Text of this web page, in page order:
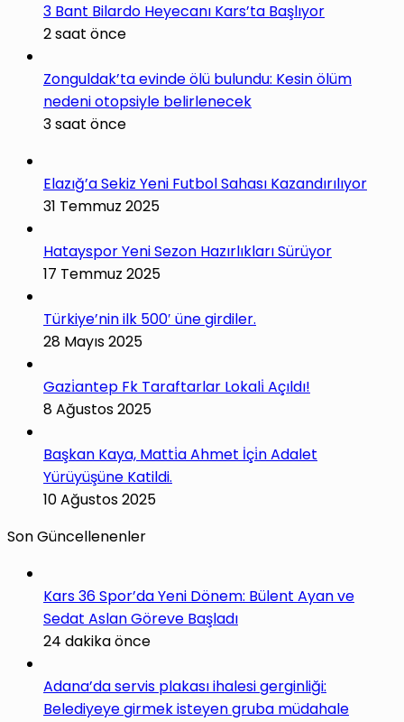
3 Bant Bilardo Heyecanı Kars’ta Başlıyor
2 saat önce
Zonguldak’ta evinde ölü bulundu: Kesin ölüm
nedeni otopsiyle belirlenecek
3 saat önce
Elazığ’a Sekiz Yeni Futbol Sahası Kazandırılıyor
31 Temmuz 2025
Hatayspor Yeni Sezon Hazırlıkları Sürüyor
17 Temmuz 2025
Türkiye’nin ilk 500′ üne girdiler.
28 Mayıs 2025
Gazi̇antep Fk Taraftarlar Lokali̇ Açıldı!
8 Ağustos 2025
Başkan Kaya, Matti̇a Ahmet İçi̇n Adalet
Yürüyüşüne Katildi.
10 Ağustos 2025
Son Güncellenenler
Kars 36 Spor’da Yeni Dönem: Bülent Ayan ve
Sedat Aslan Göreve Başladı
24 dakika önce
Adana’da servis plakası ihalesi gerginliği:
Belediyeye girmek isteyen gruba müdahale